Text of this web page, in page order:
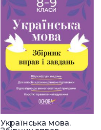
Українська мова.